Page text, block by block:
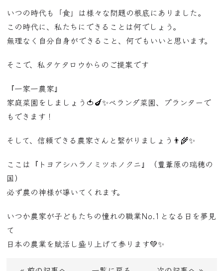
いつの時代も「食」は様々な問題の根底にありました。
この時代に、私たちにできることは何でしょう。
無理なく自分自身ができること、何でもいいと思います。
そこで、私タケタロウからのご提案です
『一家一農家』
家庭菜園をしましょう🍅🍆✨ベランダ菜園、プランターで
もできます！
そして、信頼できる農家さんと繋がりましょう👨‍🌾✨
ここは『トヨアシハラノミツホノクニ』（豊葦原の瑞穂の
国）
必ず農の神様が導いてくれます。
いつか農家が子どもたちの憧れの職業No.1 となる日を夢見
て
日本の農業を賦活し盛り上げて参ります💚✨